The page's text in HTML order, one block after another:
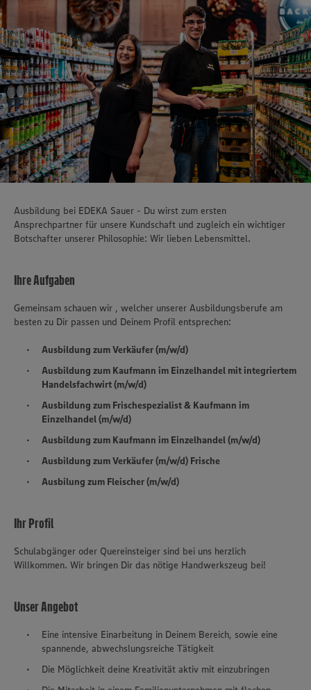
Ausbildung bei EDEKA Sauer - Du wirst zum ersten
Ansprechpartner für unsere Kundschaft und zugleich ein wichtiger
Botschafter unserer Philosophie: Wir lieben Lebensmittel.
Ihre Aufgaben
Gemeinsam schauen wir , welcher unserer Ausbildungsberufe am
besten zu Dir passen und Deinem Profil entsprechen:
Ausbildung zum Verkäufer (m/w/d)
Ausbildung zum Kaufmann im Einzelhandel mit integriertem
Handelsfachwirt (m/w/d)
Ausbildung zum Frischespezialist & Kaufmann im
Einzelhandel (m/w/d)
Ausbildung zum Kaufmann im Einzelhandel (m/w/d)
Ausbildung zum Verkäufer (m/w/d) Frische
Ausbilung zum Fleischer (m/w/d)
Ihr Profil
Schulabgänger oder Quereinsteiger sind bei uns herzlich
Willkommen. Wir bringen Dir das nötige Handwerkszeug bei!
Unser Angebot
Eine intensive Einarbeitung in Deinem Bereich, sowie eine
spannende, abwechslungsreiche Tätigkeit
Die Möglichkeit deine Kreativität aktiv mit einzubringen